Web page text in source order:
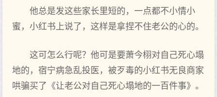
他总是发这些家长里短的，一点都不小情小
蜜，小红书上说了，这样是拿捏不住老公的心的。
这可怎么行呢？他可是要萧今栩对自己死心塌
地的，宿宁病急乱投医，被歹毒的小红书无良商家
哄骗买了《让老公对自己死心塌地的一百件事》。